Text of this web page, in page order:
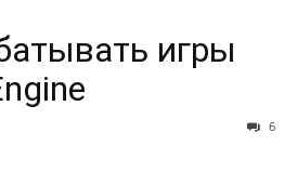
игры
6